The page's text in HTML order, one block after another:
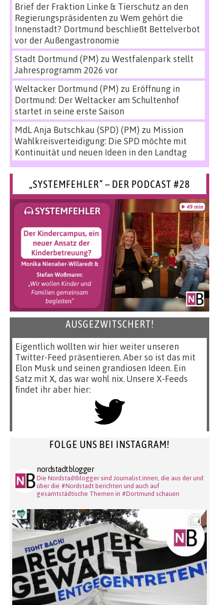
Brief der Fraktion Linke & Tierschutz an den
Regierungspräsidenten zu Wem gehört die
Innenstadt? Dortmund beschließt Bettelverbot
vor der Außengastronomie
Stadt Dortmund (PM) zu Westfalenpark stellt
Jahresprogramm 2026 vor
Weltacker Dortmund (PM) zu Eröffnung in
Dortmund: Der Weltacker am Schultenhof
startet in seine erste Saison
MdL Anja Butschkau (SPD) (PM) zu Mission
Wahlkreisverteidigung: Die SPD möchte mit
Kontinuität und neuen Ideen in den Landtag
„SYSTEMFEHLER“ – DER PODCAST #28
AUSGEZWITSCHERT!
Eigentlich wollten wir hier weiter unseren
Twitter-Feed präsentieren. Aber so ist das mit
Elon Musk und seinen grandiosen Ideen. Ein
Satz mit X, das war wohl nix. Unsere X-Feeds
findet ihr aber hier:
FOLGE UNS BEI INSTAGRAM!
nordstadtblogger
Die Nordstadtblogger sind Journalist:innen, die aus der und
über die #Nordstadt berichten und auch auf
gesamtstädtische Themen in #Dortmund schauen